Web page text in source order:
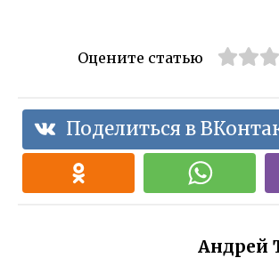
Оцените статью
Поделиться в
Андрей